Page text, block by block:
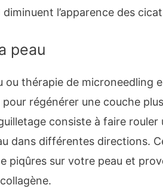
l’apparence des
peau
ou thérapie de microneedling
régénérer une couche
consiste à faire rouler
dans différentes directions.
piqûres sur votre peau et